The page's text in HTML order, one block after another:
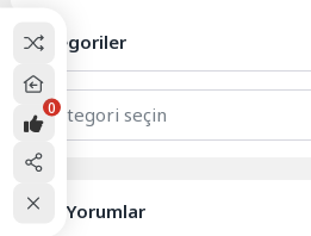
belediye...
Kategoriler
Kategoriler
Son Yorumlar
0